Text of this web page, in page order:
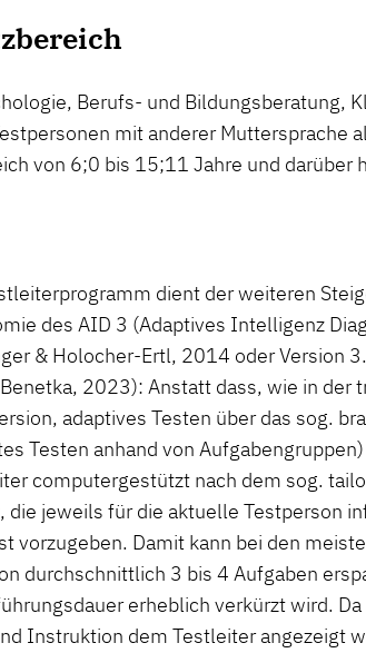
Berufs- und Bildungsberatung,
mit anderer Muttersprache
von 6;0 bis 15;11 Jahre und darüber
dient der weiteren
des AID 3 (Adaptives Intelligenz
& Holocher-Ertl, 2014 oder Version
2023): Anstatt dass, wie in der
adaptives Testen über das sog.
Testen anhand von
computergestützt nach dem sog.
die jeweils für die aktuelle Testperson
vorzugeben. Damit kann bei den
durchschnittlich 3 bis 4 Aufgaben
erheblich verkürzt wird.
Instruktion dem Testleiter angezeigt